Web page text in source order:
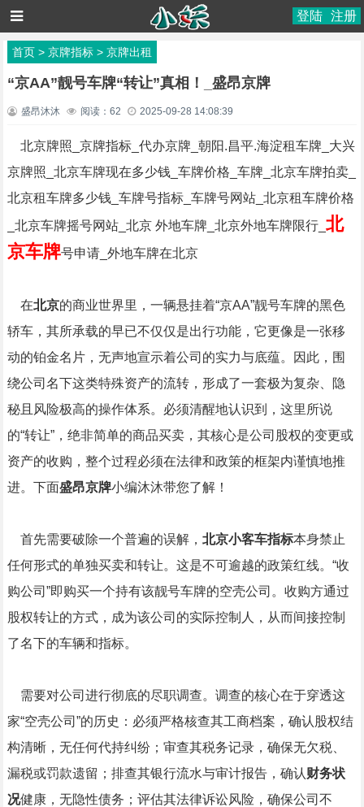
登陆 注册
首页> 京牌指标> 京牌出租
“京AA”靓号车牌“转让”真相！_盛昂京牌
盛昂沐沐 阅读： 62 2025-09-28 14:08:39
北京牌照_京牌指标_代办京牌_朝阳.昌平.海淀租车牌_大兴
京牌照_北京车牌现在多少钱_车牌价格_车牌_北京车牌拍卖_
北京租车牌多少钱_车牌号指标_车牌号网站_北京租车牌价格
_北京车牌摇号网站_北京 外地车牌_北京外地车牌限行_ 北
京车牌号申请_外地车牌在北京
在北京的商业世界里，一辆悬挂着“京AA”靓号车牌的黑色
轿车，其所承载的早已不仅仅是出行功能，它更像是一张移
动的铂金名片，无声地宣示着公司的实力与底蕴。因此，围
绕公司名下这类特殊资产的流转，形成了一套极为复杂、隐
秘且风险极高的操作体系。必须清醒地认识到，这里所说
的“转让”，绝非简单的商品买卖，其核心是公司股权的变更或
资产的收购，整个过程必须在法律和政策的框架内谨慎地推
进。下面盛昂京牌小编沐沐带您了解！
首先需要破除一个普遍的误解， 北京小客车指标本身禁止
任何形式的单独买卖和转让。这是不可逾越的政策红线。“收
购公司”即购买一个持有该靓号车牌的空壳公司。收购方通过
股权转让的方式，成为该公司的实际控制人，从而间接控制
了名下的车辆和指标。
需要对公司进行彻底的尽职调查。调查的核心在于穿透这
家“空壳公司”的历史：必须严格核查其工商档案，确认股权结
构清晰，无任何代持纠纷；审查其税务记录，确保无欠税、
漏税或罚款遗留；排查其银行流水与审计报告，确认财务状
况健康，无隐性债务；评估其法律诉讼风险，确保公司不